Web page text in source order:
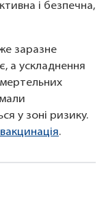
і безпечна,
заразне
а ускладнення
у зоні ризику.
вакцинація.